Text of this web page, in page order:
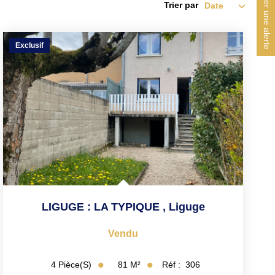
Créer une alerte
Trier par
Exclusif
LIGUGE : LA TYPIQUE , Liguge
Vendu
4 Pièce(s) 81 M² Réf : 306